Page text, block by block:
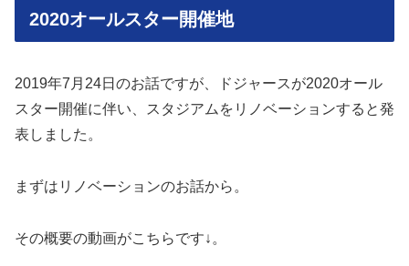
2020オールスター開催地
2019年7月24日のお話ですが、ドジャースが2020オール
スター開催に伴い、スタジアムをリノベーションすると発
表しました。
まずはリノベーションのお話から。
その概要の動画がこちらです↓。